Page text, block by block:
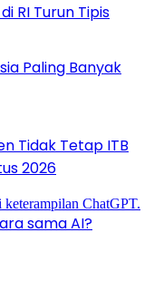
RI Turun Tipis
Paling Banyak
Tidak Tetap ITB
2026
sama AI?